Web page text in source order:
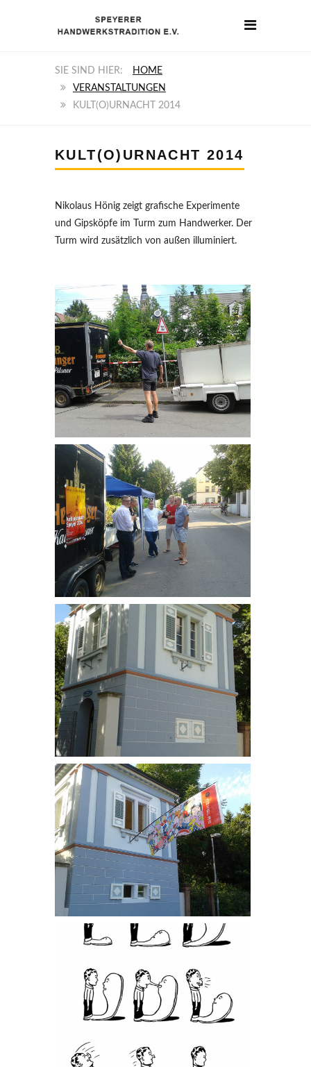
HOME
VERANSTALTUNGEN
KULT(O)URNACHT 2014
KULT(O)URNACHT 2014
Nikolaus Hönig zeigt grafische Experimente
und Gipsköpfe im Turm zum Handwerker. Der
Turm wird zusätzlich von außen illuminiert.